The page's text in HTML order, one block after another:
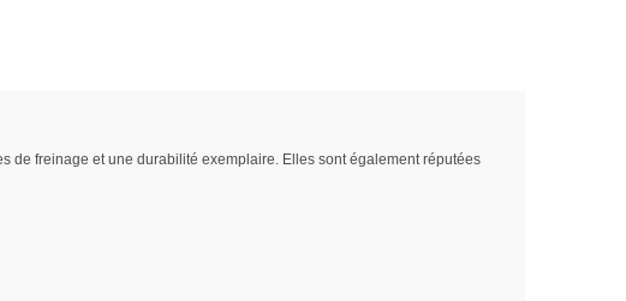
de freinage et une durabilité exemplaire. Elles sont également réputées